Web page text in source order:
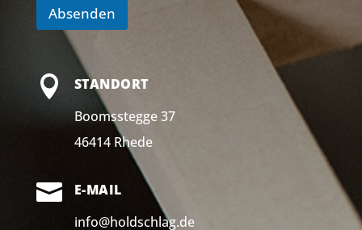
Absenden

STANDORT
Boomsstegge 37
46414 Rhede

E-MAIL
info@holdschlag.de